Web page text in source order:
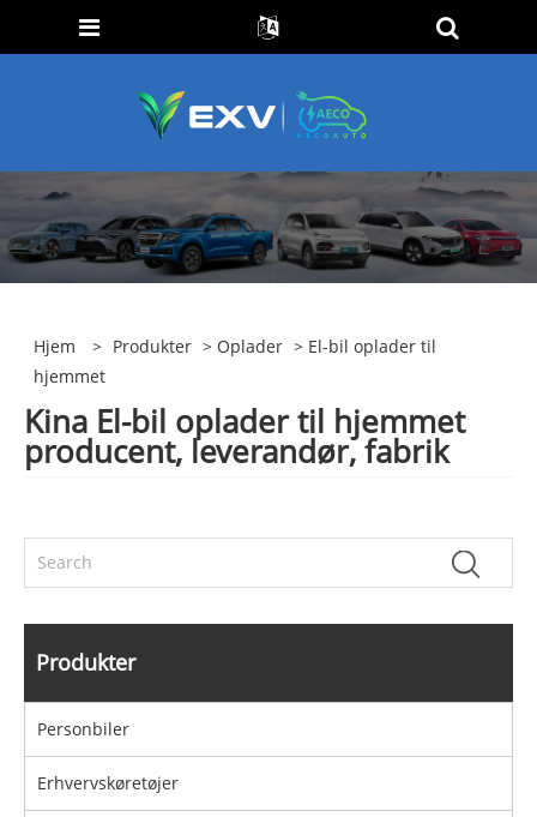
Hjem > Produkter > Oplader > El-bil oplader til
hjemmet
Kina El-bil oplader til hjemmet
producent, leverandør, fabrik
Produkter
Personbiler
Erhvervskøretøjer